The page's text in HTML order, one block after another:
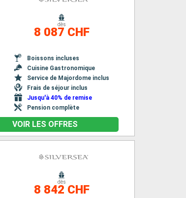
dès
8 087 CHF
Boissons incluses
Cuisine Gastronomique
Service de Majordome inclus
Frais de séjour inclus
Jusqu'à 40% de remise
Pension complète
VOIR LES OFFRES
dès
8 842 CHF